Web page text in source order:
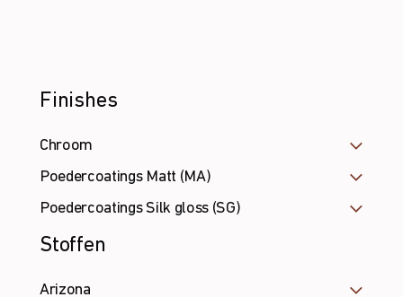
Finishes
Chroom
Poedercoatings Matt (MA)
Poedercoatings Silk gloss (SG)
Stoffen
Arizona